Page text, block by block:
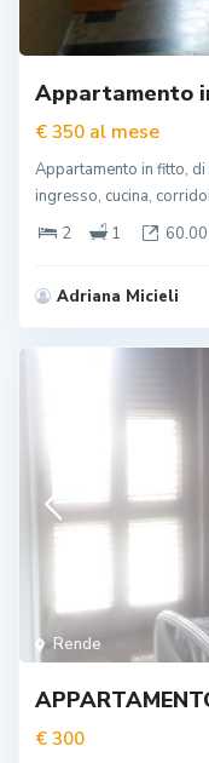
Appartamento
€ 350 al mese
Appartamento in fitto,
ingresso, cucina,
2
1
Adriana Micieli
Rende
€ 300